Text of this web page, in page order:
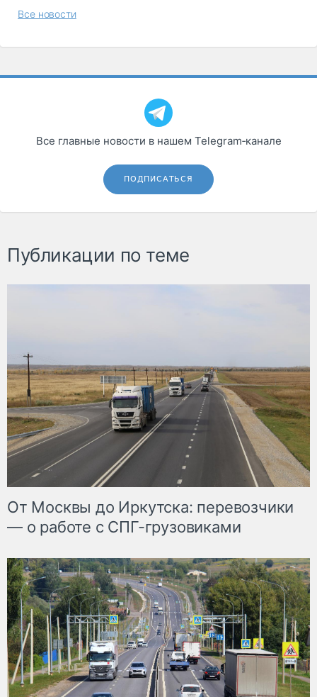
Все новости
Все главные новости в нашем Telegram‑канале
ПОДПИСАТЬСЯ
Публикации по теме
От Москвы до Иркутска: перевозчики
— о работе с СПГ-грузовиками